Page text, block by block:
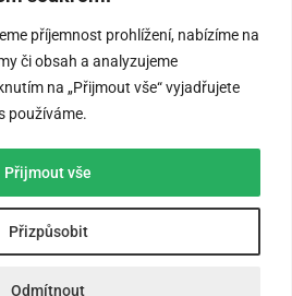
příjemnost prohlížení, nabízíme na
či obsah a analyzujeme
na „Přijmout vše“ vyjadřujete
používáme.
Přizpůsobit
Odmítnout
Přijmout vše
otázky